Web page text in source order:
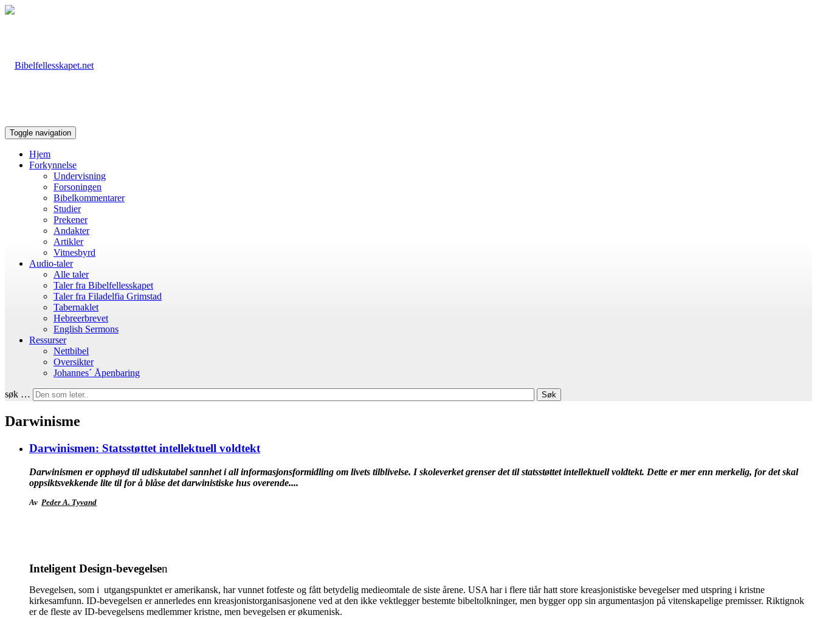
Toggle navigation
Hjem
Forkynnelse
Undervisning
Forsoningen
Bibelkommentarer
Studier
Prekener
Andakter
Artikler
Vitnesbyrd
Audio-taler
Alle taler
Taler fra Bibelfellesskapet
Taler fra Filadelfia Grimstad
Tabernaklet
Hebreerbrevet
English Sermons
Ressurser
Nettbibel
Oversikter
Johannes´ Åpenbaring
søk … Søk
Darwinisme
Darwinismen: Statsstøttet intellektuell voldtekt
Darwinismen er opphøyd til udiskutabel sannhet i all informasjonsformidling om livets tilblivelse. I skoleverket grenser det til statsstøttet intellektuell voldtekt. Dette er mer enn merkelig, for det skal
oppsiktsvekkende lite til for å blåse det darwinistiske hus overende....
Av Peder A. Tyvand
Inteligent Design-bevegelsen
Bevegelsen, som i utgangspunktet er amerikansk, har vunnet fotfeste og fått betydelig medieomtale de siste årene. USA har i flere tiår hatt store kreasjonistiske bevegelser med utspring i kristne
kirkesamfunn. ID-bevegelsen er annerledes enn kreasjonistorganisasjonene ved at den ikke vektlegger bestemte bibeltolkninger, men bygger opp sin argumentasjon på vitenskapelige premisser. Riktignok
er de fleste av ID-bevegelsens medlemmer kristne, men bevegelsen er økumenisk.